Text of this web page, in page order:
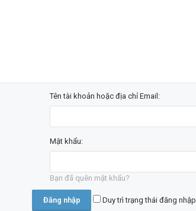
Tên tài khoản hoặc địa chỉ Email:
Mật khẩu:
Bạn đã quên mật khẩu?
Duy trì trạng thái đăng nhập